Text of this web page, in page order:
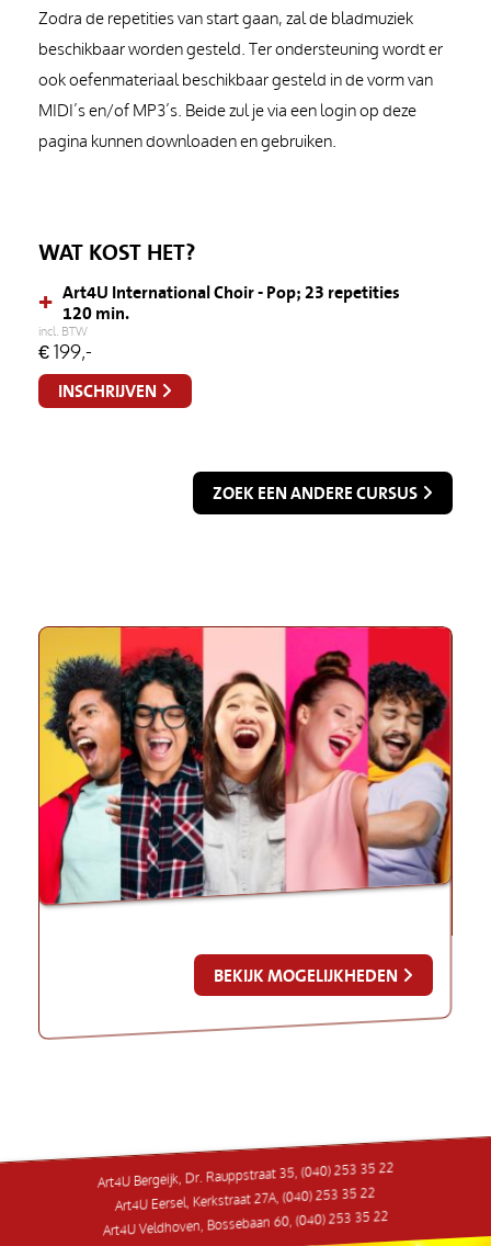
BEKIJK MOGELIJKHEDEN
Zodra de repetities van start gaan, zal de bladmuziek
beschikbaar worden gesteld. Ter ondersteuning wordt er
ook oefenmateriaal beschikbaar gesteld in de vorm van
MIDI’s en/of MP3’s. Beide zul je via een login op deze
pagina kunnen downloaden en gebruiken.
WAT KOST HET?
+ Art4U International Choir - Pop; 23 repetities
120 min.
incl. BTW
€199,-
INSCHRIJVEN
ZOEK EEN ANDERE CURSUS
Art4U Bergeijk, Dr. Rauppstraat 35, (040) 253 35 22
Art4U Eersel, Kerkstraat 27A, (040) 253 35 22
Art4U Veldhoven, Bossebaan 60, (040) 253 35 22